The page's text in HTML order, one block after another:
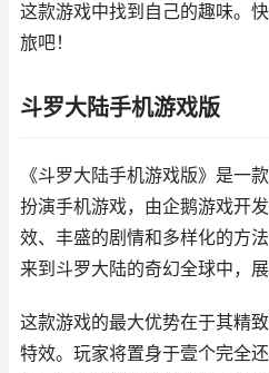
这款游戏中找到自己的趣味。
旅吧！
斗罗大陆手机游戏版
《斗罗大陆手机游戏版》是一
扮演手机游戏，由企鹅游戏开
效、丰盛的剧情和多样化的方
来到斗罗大陆的奇幻全球中，
这款游戏的最大优势在于其精
特效。玩家将置身于壹个完全